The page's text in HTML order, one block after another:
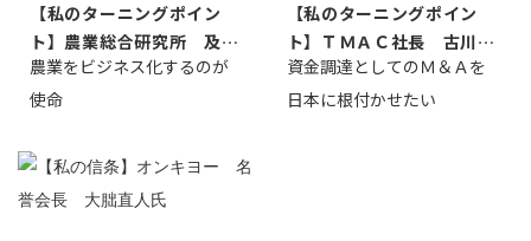
【私のターニングポイン
ト】農業総合研究所 及川
智正
農業をビジネス化するのが
使命
【私のターニングポイン
ト】ＴＭＡＣ社長 古川英
一
資金調達としてのＭ＆Ａを
日本に根付かせたい